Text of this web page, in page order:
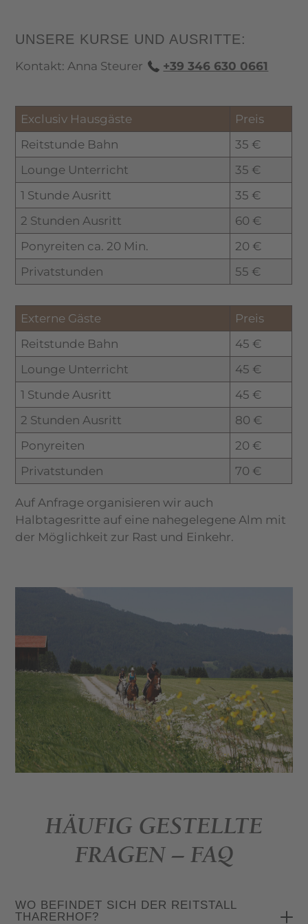
UNSERE KURSE UND AUSRITTE:
Kontakt: Anna Steurer +39 346 630 0661
Exclusiv Hausgäste
Preis
Reitstunde Bahn
35 €
Lounge Unterricht
35 €
1 Stunde Ausritt
35 €
2 Stunden Ausritt
60 €
Ponyreiten ca. 20 Min.
20 €
Privatstunden
55 €
Externe Gäste
Preis
Reitstunde Bahn
45 €
Lounge Unterricht
45 €
1 Stunde Ausritt
45 €
2 Stunden Ausritt
80 €
Ponyreiten
20 €
Privatstunden
70 €
Auf Anfrage organisieren wir auch
Halbtagesritte auf eine nahegelegene Alm mit
der Möglichkeit zur Rast und Einkehr.
HÄUFIG GESTELLTE
FRAGEN – FAQ
WO BEFINDET SICH DER REITSTALL
THARERHOF?